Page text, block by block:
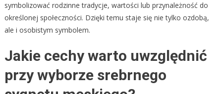
symbolizować rodzinne tradycje, wartości lub przynależność do
określonej społeczności. Dzięki temu staje się nie tylko ozdobą,
ale i osobistym symbolem.
Jakie cechy warto uwzględnić
przy wyborze srebrnego